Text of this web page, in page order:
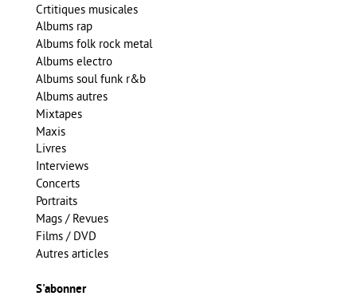
Crtitiques musicales
Albums rap
Albums folk rock metal
Albums electro
Albums soul funk r&b
Albums autres
Mixtapes
Maxis
Livres
Interviews
Concerts
Portraits
Mags / Revues
Films / DVD
Autres articles
S'abonner